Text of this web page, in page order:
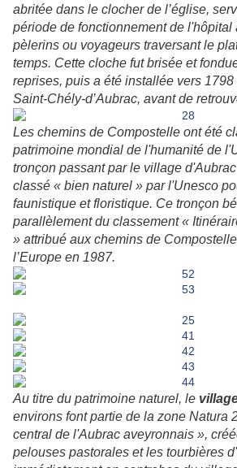
abritée dans le clocher de l’église,
période de fonctionnement de l'hôpital
pèlerins ou voyageurs traversant le
temps. Cette cloche fut brisée et
reprises, puis a été installée vers
Saint-Chély-d’Aubrac, avant de
Les chemins de Compostelle ont été
patrimoine mondial de l'humanité de
tronçon passant par le village
classé « bien naturel » par l'Unesco
faunistique et floristique. Ce tronçon
parallèlement du classement «
» attribué aux chemins de
l’Europe en 1987.
Au titre du patrimoine naturel, le
environs font partie de la zone Natura
central de l'Aubrac aveyronnais »,
pelouses pastorales et les tourbières